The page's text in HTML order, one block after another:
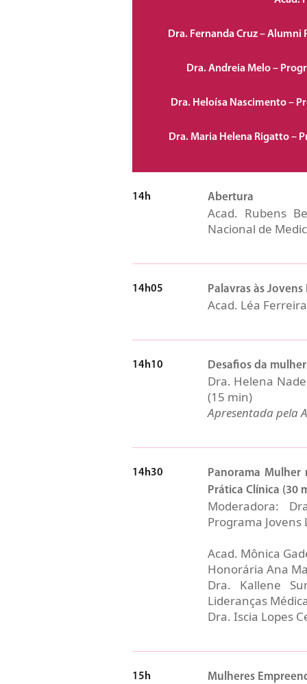
Dra. Fernanda Cruz –
Dra. Andreia Melo –
Dra. Heloísa Nascimento –
Dra. Maria Helena Rigatto –
14h Abertura
Acad. Rubens
Nacional de
14h05 Palavras às
Acad. Léa
14h10 Desafios da
Dra. Helena
(15 min)
Apresentada pela
14h30
Panorama
Prática Clínica (30
Moderadora:
Programa Jovens
Acad. Mônica
Honorária Ana
Dra. Kallene
Lideranças
Dra. Iscia Lopes
15h Mulheres